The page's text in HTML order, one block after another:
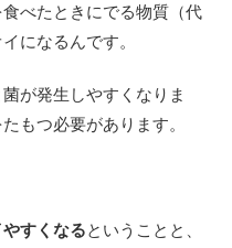
べたときにでる物質（代
になるんです。
が発生しやすくなりま
もつ必要があります。
すくなるということと、